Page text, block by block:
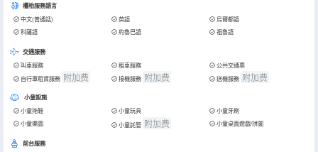
櫃枱服務語言
中文(普通話) 英語
烏爾都語
科薩語
約魯巴語 祖魯語
交通服務
叫車服務 租車服務
公共交通票
自行車租賃服務 附加费 接機服務 附加费 送機服務 附加费
小童設施
小童拖鞋 小童玩具
小童牙刷
小童樂園
小童託管 附加费 小童桌面遊戲/拼圖
前台服務